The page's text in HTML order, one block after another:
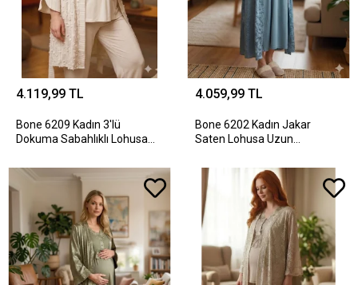
4.119,99 TL
Bone 6209 Kadın 3'lü
Dokuma Sabahlıklı Lohusa
4.059,99 TL
Bone 6202 Kadın Jakar
Saten Lohusa Uzun